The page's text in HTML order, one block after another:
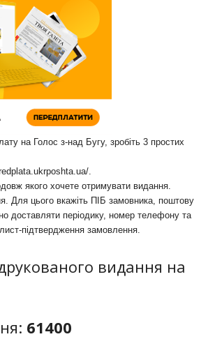
на Голос з-над Бугу, зробіть 3 простих
.
якого хочете отримувати видання.
Для цього вкажіть ПІБ замовника, поштову
доставляти періодику, номер телефону та
підтвердження замовлення.
видання на
61400